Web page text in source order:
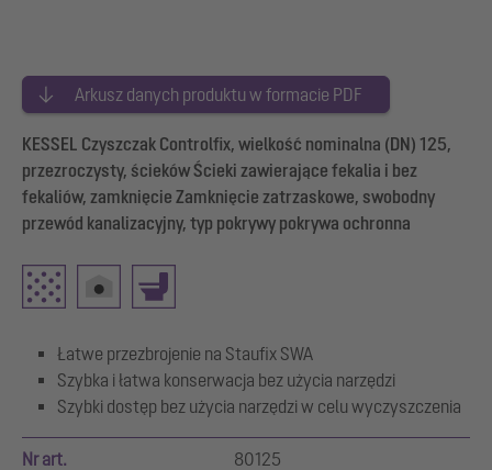
Arkusz danych produktu w formacie PDF
KESSEL Czyszczak Controlfix, wielkość nominalna (DN) 125,
przezroczysty, ścieków Ścieki zawierające fekalia i bez
fekaliów, zamknięcie Zamknięcie zatrzaskowe, swobodny
przewód kanalizacyjny, typ pokrywy pokrywa ochronna
Łatwe przezbrojenie na Staufix SWA
Szybka i łatwa konserwacja bez użycia narzędzi
Szybki dostęp bez użycia narzędzi w celu wyczyszczenia
Nr art. 80125